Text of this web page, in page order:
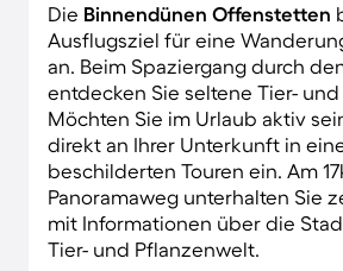
Die Binnendünen Offenstetten
Ausflugsziel für eine
an. Beim Spaziergang durch
entdecken Sie seltene Tier-
Möchten Sie im Urlaub aktiv
direkt an Ihrer Unterkunft in
beschilderten Touren ein. Am
Panoramaweg unterhalten Sie
mit Informationen über die
Tier- und Pflanzenwelt.